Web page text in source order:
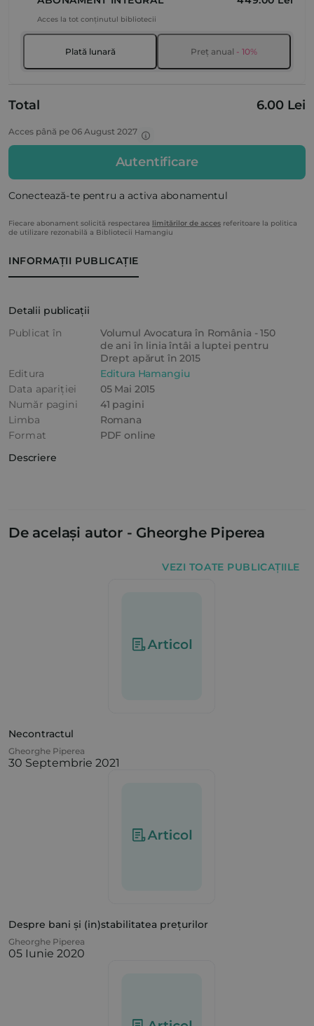
INFORMAȚII PUBLICAȚIE
Detalii publicații
Publicat în
Volumul Avocatura în România - 150
de ani în linia întâi a luptei pentru
Drept apărut în 2015
Editura
Editura Hamangiu
Data apariției
05 Mai 2015
Număr pagini
41 pagini
Limba
Romana
Format
PDF online
Descriere
Acces la tot conținutul bibliotecii
Plată lunară Preț anual - 10%
Total 6.00 Lei
Acces până pe 06 August 2027
Autentificare
Conectează-te pentru a activa abonamentul
Fiecare abonament solicită respectarea limitărilor de acces referitoare la politica
de utilizare rezonabilă a Bibliotecii Hamangiu
De același autor - Gheorghe Piperea
VEZI TOATE PUBLICAȚIILE
Necontractul
Gheorghe Piperea
30 Septembrie 2021
Despre bani și (in)stabilitatea prețurilor
Gheorghe Piperea
05 Iunie 2020